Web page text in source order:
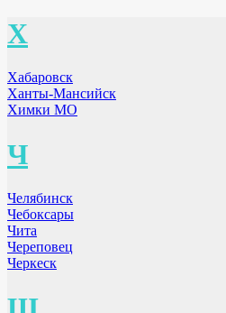
Х
Хабаровск
Ханты-Мансийск
Химки МО
Ч
Челябинск
Чебоксары
Чита
Череповец
Черкеск